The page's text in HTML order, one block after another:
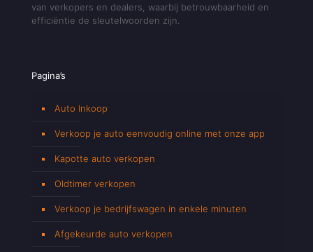
van verkopers en dealers, waarbij betrouwbaarheid en
efficiëntie de sleutelwoorden zijn.
Pagina’s
Auto Inkoop
Verkoop je auto eenvoudig online met onze app
Kapotte auto verkopen
Oldtimer verkopen
Verkoop je bedrijfswagen in enkele minuten
Afgekeurde auto verkopen